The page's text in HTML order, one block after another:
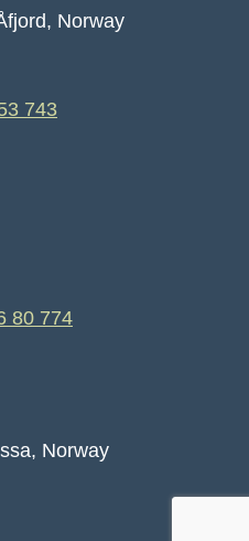
Norway
743
80 774
Norway